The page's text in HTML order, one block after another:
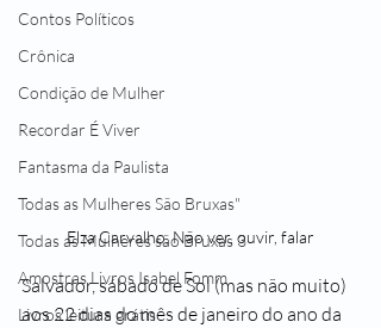
Contos Políticos
Crônica
Condição de Mulher
Recordar É Viver
Fantasma da Paulista
Todas as Mulheres São Bruxas"
Todas as Mulheres são Bruxas 3
Amostras Livros Isabel Fomm
Livros leitura grátis
Elza Carvalho, Não ver, ouvir, falar
Salvador, sábado de Sol (mas não muito)
aos 22 dias do mês de janeiro do ano da